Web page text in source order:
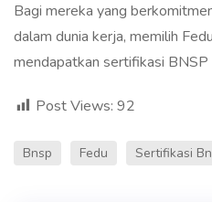
Bagi mereka yang
dalam dunia kerja, memilih
mendapatkan sertifikasi
Post Views: 92
Bnsp Fedu Sertifikasi